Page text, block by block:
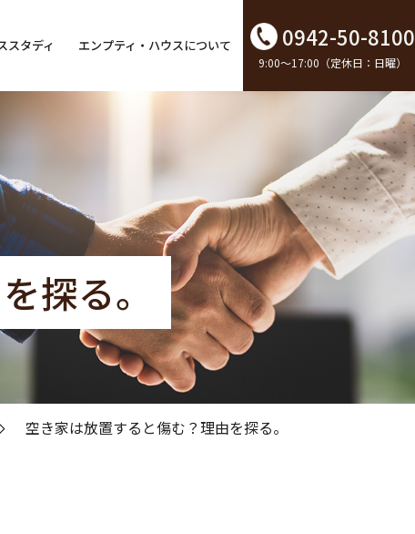
スタディ エンプティ・ハウスについて 0942-50-8100
9:00～17:00（定休日：日曜）
探る。
空き家は放置すると傷む？理由を探る。